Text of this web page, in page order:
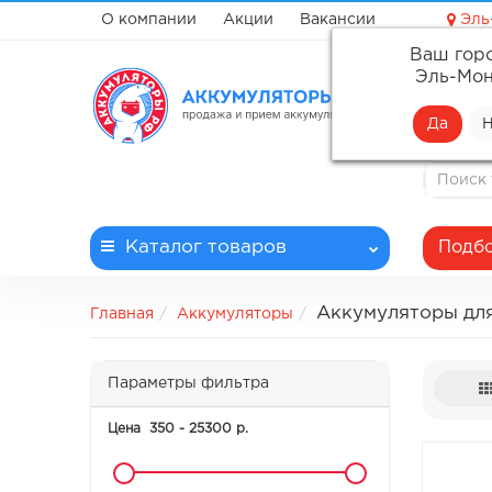
О компании Акции Вакансии
Ваш
Эль-
✓
✓
✓
✓
Каталог товаров
Главная Аккумуляторы Аккумуляторы
Параметры фильтра
Цена350 -25300 р.